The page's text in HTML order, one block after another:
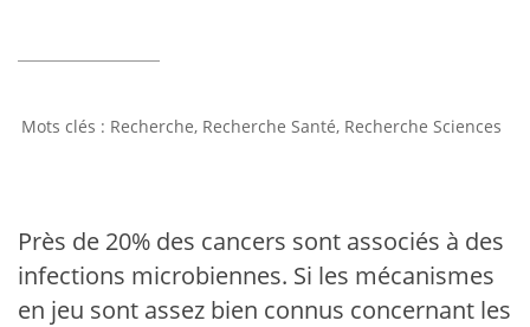
Recherche, Recherche Santé, Recherche Sciences
Près de 20% des cancers sont associés à des
infections microbiennes. Si les mécanismes
en jeu sont assez bien connus concernant les